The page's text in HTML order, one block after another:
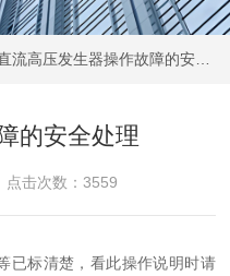
流高压发生器操作故障的安全处理
的安全处理
点击次数：3559
已标清楚，看此操作说明时请